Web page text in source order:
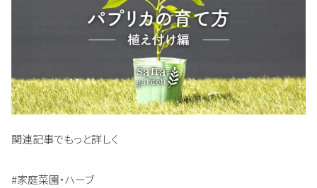
関連記事でもっと詳しく
#家庭菜園・ハーブ